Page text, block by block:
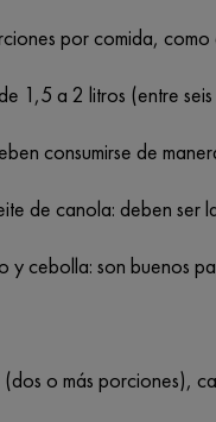
por comida,
1,5 a 2 litros (entre
consumirse de
de canola: deben ser
y cebolla: son buenos
(dos o más porciones),